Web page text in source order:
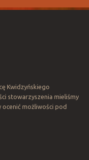
Kwidzyńskiego
stowarzyszenia mieliśmy
możliwości pod